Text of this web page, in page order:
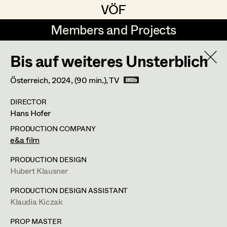
VÖF
VÖF
Members and Projects
Members and Projects
DE EN HOME
Art Department
Costume Department
Retired Members
Honorary Members
Production Design Assistant
Art Direction
Assistant Art Director
Set Decoration
Michael Aberer
Michael Buchart
Jana Druskovic
Juliane Gstättner
Christian Haizinger
Peter Hofmann
m +43 699 100 67459,
Bis auf weiteres Unsterblich
Österreich,2024, (90 min.), TV
DIRECTOR
Hans Hofer
PRODUCTION COMPANY
e&a film
PRODUCTION DESIGN
Hubert Klausner
PRODUCTION DESIGN ASSISTANT
Klaudia Kiczak
PROP MASTER